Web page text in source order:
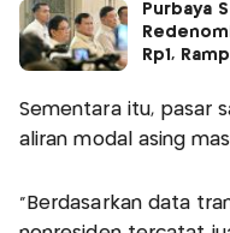
Purbaya
Rp1,
Sementara itu, pasar
aliran modal asing
“Berdasarkan data